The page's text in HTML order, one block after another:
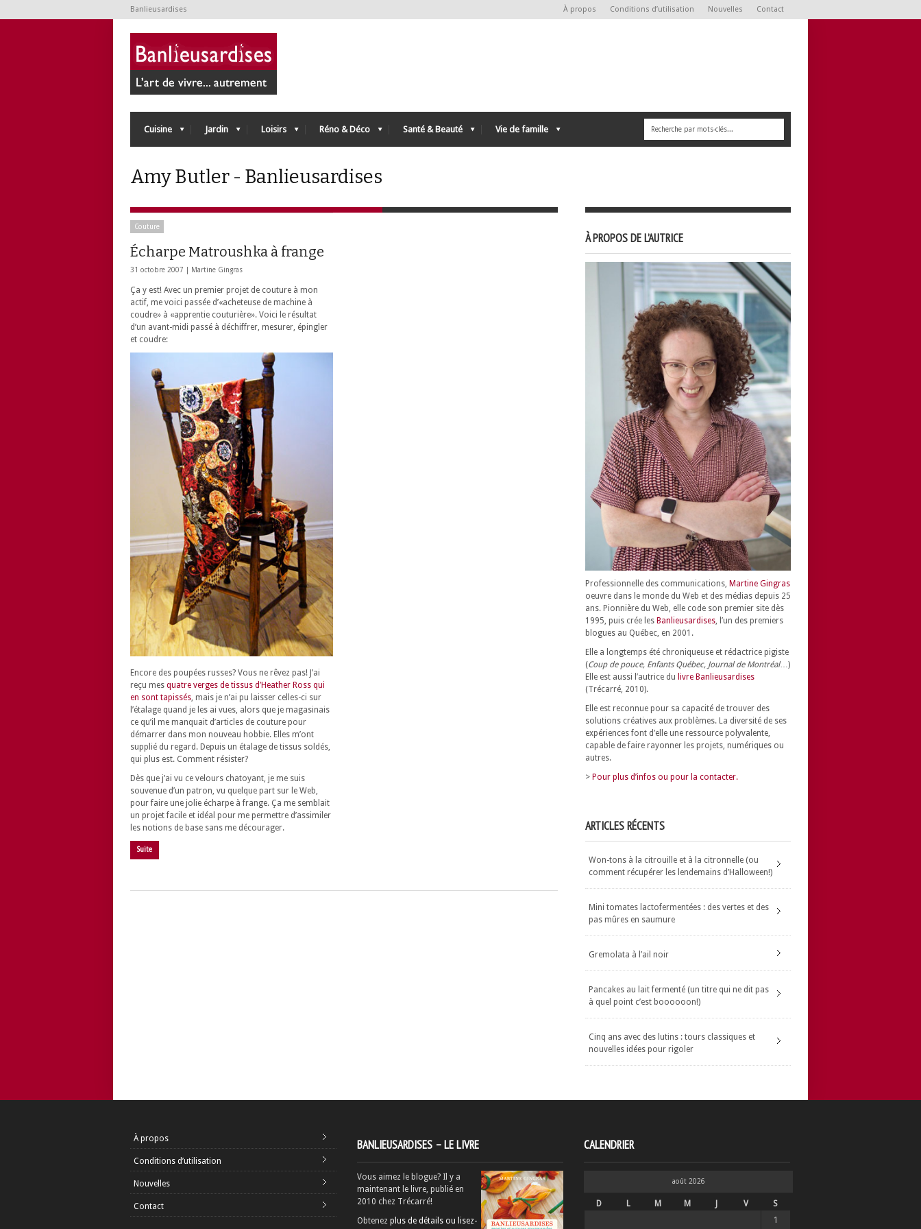
Banlieusardises À propos Conditions d’utilisation Nouvelles Contact
Cuisine Jardin Loisirs Réno & Déco Santé & Beauté Vie de famille
Amy Butler - Banlieusardises
Couture
Écharpe Matroushka à frange
31 octobre 2007 | Martine Gingras
Ça y est! Avec un premier projet de couture à mon
actif, me voici passée d’«acheteuse de machine à
coudre» à «apprentie couturière». Voici le résultat
d’un avant-midi passé à déchiffrer, mesurer, épingler
et coudre:
Encore des poupées russes? Vous ne rêvez pas! J’ai
reçu mes quatre verges de tissus d’Heather Ross qui
en sont tapissés, mais je n’ai pu laisser celles-ci sur
l’étalage quand je les ai vues, alors que je magasinais
ce qu’il me manquait d’articles de couture pour
démarrer dans mon nouveau hobbie. Elles m’ont
supplié du regard. Depuis un étalage de tissus soldés,
qui plus est. Comment résister?
Dès que j’ai vu ce velours chatoyant, je me suis
souvenue d’un patron, vu quelque part sur le Web,
pour faire une jolie écharpe à frange. Ça me semblait
un projet facile et idéal pour me permettre d’assimiler
les notions de base sans me décourager.
Suite
À PROPOS DE L’AUTRICE
Professionnelle des communications, Martine Gingras
oeuvre dans le monde du Web et des médias depuis 25
ans. Pionnière du Web, elle code son premier site dès
1995, puis crée les Banlieusardises , l’un des premiers
blogues au Québec, en 2001.
Elle a longtemps été chroniqueuse et rédactrice pigiste
(Coup de pouce, Enfants Québec, Journal de Montréal…)
Elle est aussi l’autrice du livre Banlieusardises
(Trécarré, 2010).
Elle est reconnue pour sa capacité de trouver des
solutions créatives aux problèmes. La diversité de ses
expériences font d’elle une ressource polyvalente,
capable de faire rayonner les projets, numériques ou
autres.
> Pour plus d’infos ou pour la contacter.
ARTICLES RÉCENTS
Won-tons à la citrouille et à la citronnelle (ou
comment récupérer les lendemains d’Halloween!)
Mini tomates lactofermentées : des vertes et des
pas mûres en saumure
Gremolata à l’ail noir
Pancakes au lait fermenté (un titre qui ne dit pas
à quel point c’est boooooon!)
Cinq ans avec des lutins : tours classiques et
nouvelles idées pour rigoler
À propos
Conditions d’utilisation
Nouvelles
Contact
BANLIEUSARDISES – LE LIVRE
Vous aimez le blogue? Il y a
maintenant le livre, publié en
2010 chez Trécarré!
Obtenez plus de détails ou lisez-
CALENDRIER
août 2026
D L M M J V
S
1